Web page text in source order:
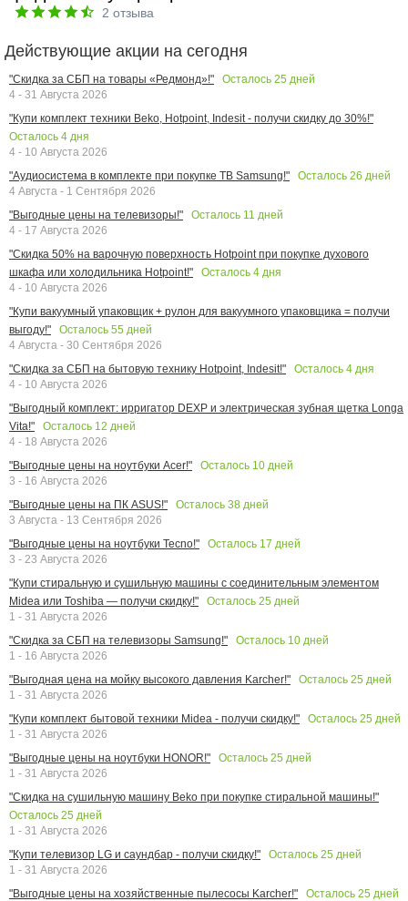
2 отзыва
Действующие акции на сегодня
"Скидка за СБП на товары «Редмонд»!" Осталось 25 дней
4 - 31 Августа 2026
"Купи комплект техники Beko, Hotpoint, Indesit - получи скидку до 30%!"
Осталось 4 дня
4 - 10 Августа 2026
"Аудиосистема в комплекте при покупке ТВ Samsung!"
Осталось 26 дней
4 Августа - 1 Сентября 2026
"Выгодные цены на телевизоры!"
Осталось 11 дней
4 - 17 Августа 2026
"Скидка 50% на варочную поверхность Hotpoint при покупке духового
шкафа или холодильника Hotpoint!"
Осталось 4 дня
4 - 10 Августа 2026
"Купи вакуумный упаковщик + рулон для вакуумного упаковщика = получи
выгоду!"
Осталось 55 дней
4 Августа - 30 Сентября 2026
"Скидка за СБП на бытовую технику Hotpoint, Indesit!"
Осталось 4 дня
4 - 10 Августа 2026
"Выгодный комплект: ирригатор DEXP и электрическая зубная щетка Longa
Vita!"
Осталось 12 дней
4 - 18 Августа 2026
"Выгодные цены на ноутбуки Acer!"
Осталось 10 дней
3 - 16 Августа 2026
"Выгодные цены на ПК ASUS!"
Осталось 38 дней
3 Августа - 13 Сентября 2026
"Выгодные цены на ноутбуки Tecno!"
Осталось 17 дней
3 - 23 Августа 2026
"Купи стиральную и сушильную машины с соединительным элементом
Midea или Toshiba — получи скидку!"
Осталось 25 дней
1 - 31 Августа 2026
"Скидка за СБП на телевизоры Samsung!"
Осталось 10 дней
1 - 16 Августа 2026
"Выгодная цена на мойку высокого давления Karcher!"
Осталось 25 дней
1 - 31 Августа 2026
"Купи комплект бытовой техники Midea - получи скидку!"
Осталось 25 дней
1 - 31 Августа 2026
"Выгодные цены на ноутбуки HONOR!"
Осталось 25 дней
1 - 31 Августа 2026
"Скидка на сушильную машину Beko при покупке стиральной машины!"
Осталось 25 дней
1 - 31 Августа 2026
"Купи телевизор LG и саундбар - получи скидку!"
Осталось 25 дней
1 - 31 Августа 2026
"Выгодные цены на хозяйственные пылесосы Karcher!"
Осталось 25 дней